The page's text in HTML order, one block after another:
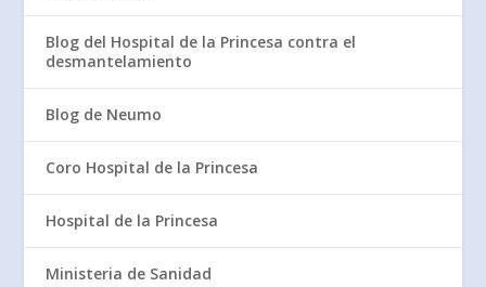
Blog del Hospital de la Princesa contra el
desmantelamiento
Blog de Neumo
Coro Hospital de la Princesa
Hospital de la Princesa
Ministeria de Sanidad